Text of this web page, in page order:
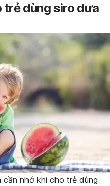
trẻ dùng siro dưa
nhớ khi cho trẻ dùng